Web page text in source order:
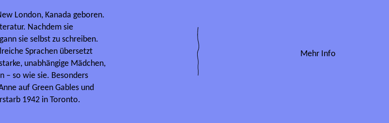
London, Kanada geboren.
Nachdem sie
sie selbst zu schreiben.
Sprachen übersetzt
unabhängige Mädchen,
– so wie sie. Besonders
auf Green Gables und
1942 in Toronto.
Mehr Info